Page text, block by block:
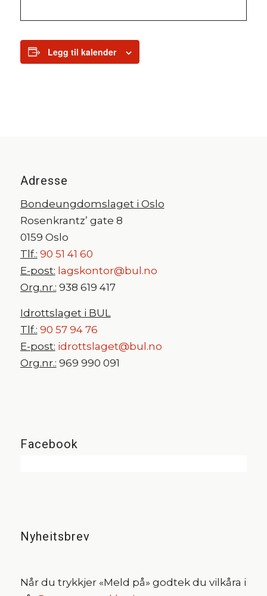
Legg til kalender
Adresse
Bondeungdomslaget i Oslo
Rosenkrantz’ gate 8
0159 Oslo
Tlf.: 90 51 41 60
E-post: lagskontor@bul.no
Org.nr.: 938 619 417
Idrottslaget i BUL
Tlf.: 90 57 94 76
E-post: idrottslaget@bul.no
Org.nr.: 969 990 091
Facebook
Nyheitsbrev
Når du trykkjer «Meld på» godtek du vilkåra i